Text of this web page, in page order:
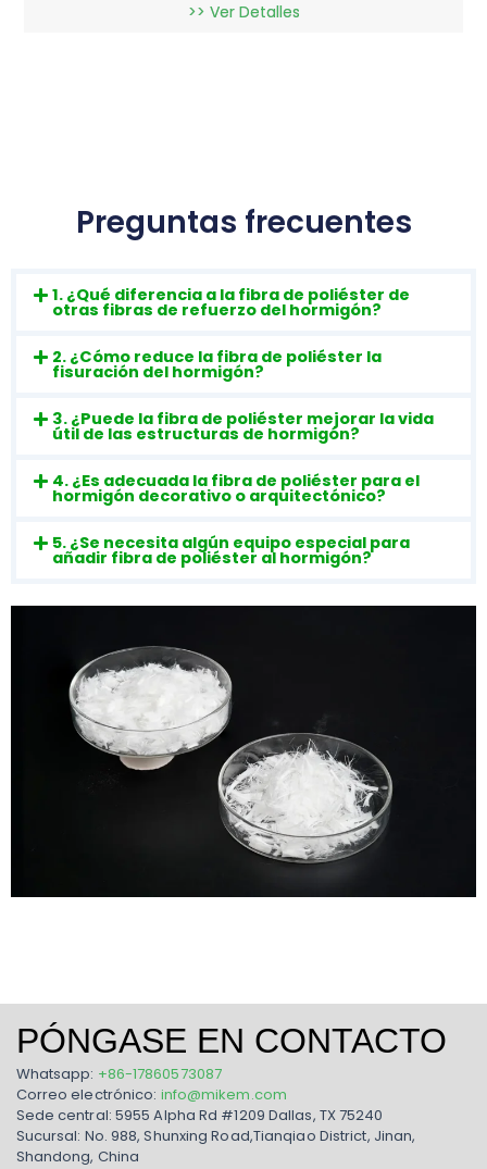
>> Ver Detalles
Preguntas frecuentes
1. ¿Qué diferencia a la fibra de poliéster de
otras fibras de refuerzo del hormigón?
2. ¿Cómo reduce la fibra de poliéster la
fisuración del hormigón?
3. ¿Puede la fibra de poliéster mejorar la vida
útil de las estructuras de hormigón?
4. ¿Es adecuada la fibra de poliéster para el
hormigón decorativo o arquitectónico?
5. ¿Se necesita algún equipo especial para
añadir fibra de poliéster al hormigón?
PÓNGASE EN CONTACTO
Whatsapp: +86-17860573087
Correo electrónico: info@mikem.com
Sede central: 5955 Alpha Rd #1209 Dallas, TX 75240
Sucursal: No. 988, Shunxing Road,Tianqiao District, Jinan,
Shandong, China